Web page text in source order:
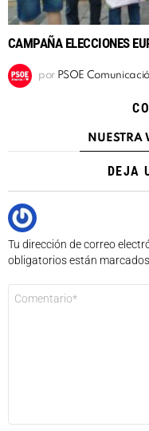
CAMPAÑA ELECCIONES
por PSOE
NUESTRA
DEJA
Tu dirección de correo
obligatorios están